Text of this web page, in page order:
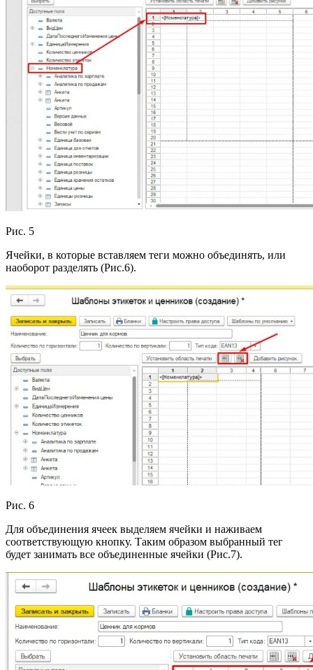
Рис. 5
Ячейки, в которые вставляем теги можно объединять, или
наоборот разделять (Рис.6).
Рис. 6
Для объединения ячеек выделяем ячейки и наживаем
соответствующую кнопку. Таким образом выбранный тег
будет занимать все объединенные ячейки (Рис.7).